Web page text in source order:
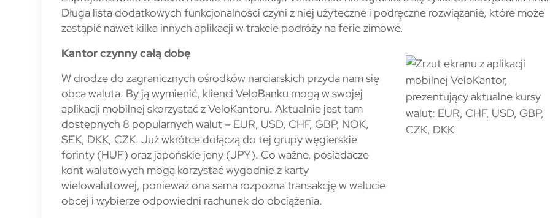
Długa lista dodatkowych funkcjonalności czyni z niej użyteczne i podręczne rozwiązanie, które może
zastąpić nawet kilka innych aplikacji w trakcie podróży na ferie zimowe.
Kantor czynny całą dobę
W drodze do zagranicznych ośrodków narciarskich przyda nam się
obca waluta. By ją wymienić, klienci VeloBanku mogą w swojej
aplikacji mobilnej skorzystać z VeloKantoru. Aktualnie jest tam
dostępnych 8 popularnych walut – EUR, USD, CHF, GBP, NOK,
SEK, DKK, CZK. Już wkrótce dołączą do tej grupy węgierskie
forinty (HUF) oraz japońskie jeny (JPY). Co ważne, posiadacze
kont walutowych mogą korzystać wygodnie z karty
wielowalutowej, ponieważ ona sama rozpozna transakcję w walucie
obcej i wybierze odpowiedni rachunek do obciążenia.